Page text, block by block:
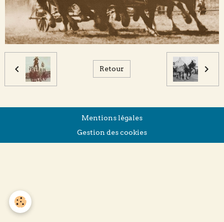
Retour
Mentions légales
Gestion des cookies